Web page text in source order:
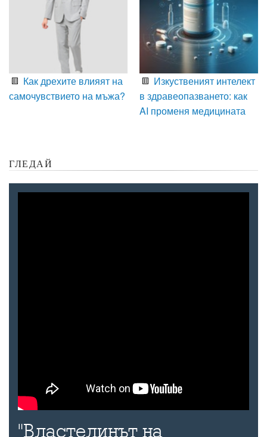
Как дрехите влияят на
самочувствието на мъжа?
Изкуственият интелект
в здравеопазването: как
AI променя медицината
ГЛЕДАЙ
"Властелинът на